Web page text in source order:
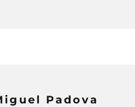
Padova